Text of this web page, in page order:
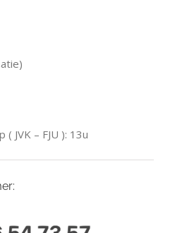
JVK – FJU ): 13u